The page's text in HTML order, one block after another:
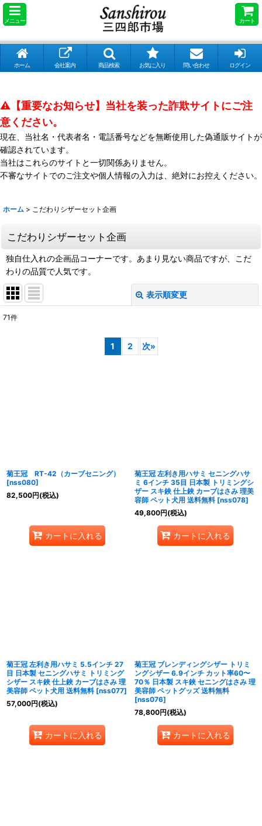
メニュー カート
ホーム 会社案内 商品検索 お気に入り 問い合わせ ログイン
⚠️【重要なお知らせ】当社を装った詐欺サイトにご注
意ください。
現在、当社名・代表者名・電話番号などを無断使用した偽通販サイトが
確認されています。
当社はこれらのサイトと一切関係ありません。
不審なサイトでのご注文や個人情報の入力は、絶対にお控えください。
ホーム > こだわりシザーセット企画
こだわりシザーセット企画
独自仕入れの企画品コーナーです。あまり見ない商品ですが、こだ
わりの品質で人気です。
表示順変更
71件
1 2 次»
菊王冠 RT-42（カーブセニング）
[nss080]
82,500円(税込)
カートに入れる
菊王冠 左利き用ハサミ セニングハサ
ミ 6インチ 35目 日本製 トリミングシ
ザー スキ鋏 仕上鋏 カーブはさみ 理美
容師 ペット犬用 送料無料 [nss078]
49,800円(税込)
カートに入れる
菊王冠 左利き用ハサミ 5.5インチ 27
目 日本製 セニングハサミ トリミング
シザー スキ鋏 仕上鋏 カーブはさみ 理
美容師 ペット犬用 送料無料 [nss077]
57,000円(税込)
カートに入れる
菊王冠 ブレンディングシザー トリミ
ングシザー 6.9インチ カット率60〜
70％ 日本製 スキ鋏 セニングはさみ 理
美容師 ペットグッズ 送料無料
[nss076]
78,800円(税込)
カートに入れる